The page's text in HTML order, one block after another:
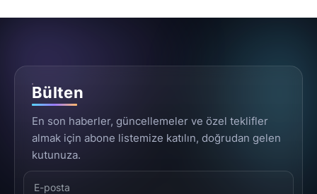
Bülten
En son haberler, güncellemeler ve özel teklifler
almak için abone listemize katılın, doğrudan gelen
kutunuza.